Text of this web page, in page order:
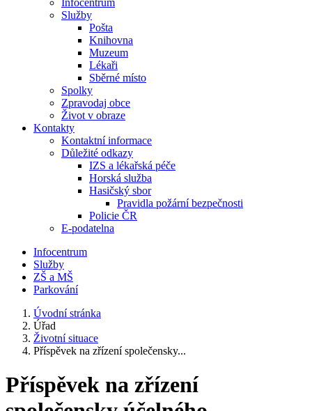
Infocentrum
Služby
Pošta
Knihovna
Muzeum
Lékaři
Sběrné místo
Spolky
Zpravodaj obce
Život v obraze
Kontakty
Kontaktní informace
Důležité odkazy
IZS a lékařská péče
Horská služba
Hasičský sbor
Pravidla požární bezpečnosti
Policie ČR
E-podatelna
Infocentrum
Služby
ZŠ a MŠ
Parkování
Úvodní stránka
Úřad
Životní situace
Příspěvek na zřízení společensky...
Příspěvek na zřízení